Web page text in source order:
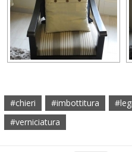
#chieri #imbottitura
#verniciatura